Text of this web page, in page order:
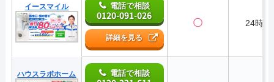
イースマイル 電話で相談
0120-091-026
詳細を見る
〇 24時間
ハウスラボホーム 電話で相談